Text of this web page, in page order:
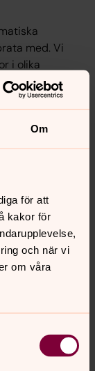
Om
för att
kakor för
och när vi
om våra
med. Vi
i olika
välkomna,
och
dig. Vi ses!
har kyrkan
och lång
är välkomna